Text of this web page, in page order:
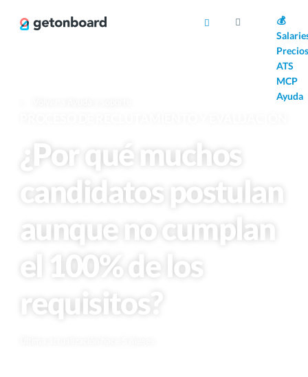
💰
Precios
ATS
MCP
Ayuda
¿Por qué muchos
candidatos postulan
aunque no cumplan
el 100% de los
requisitos?